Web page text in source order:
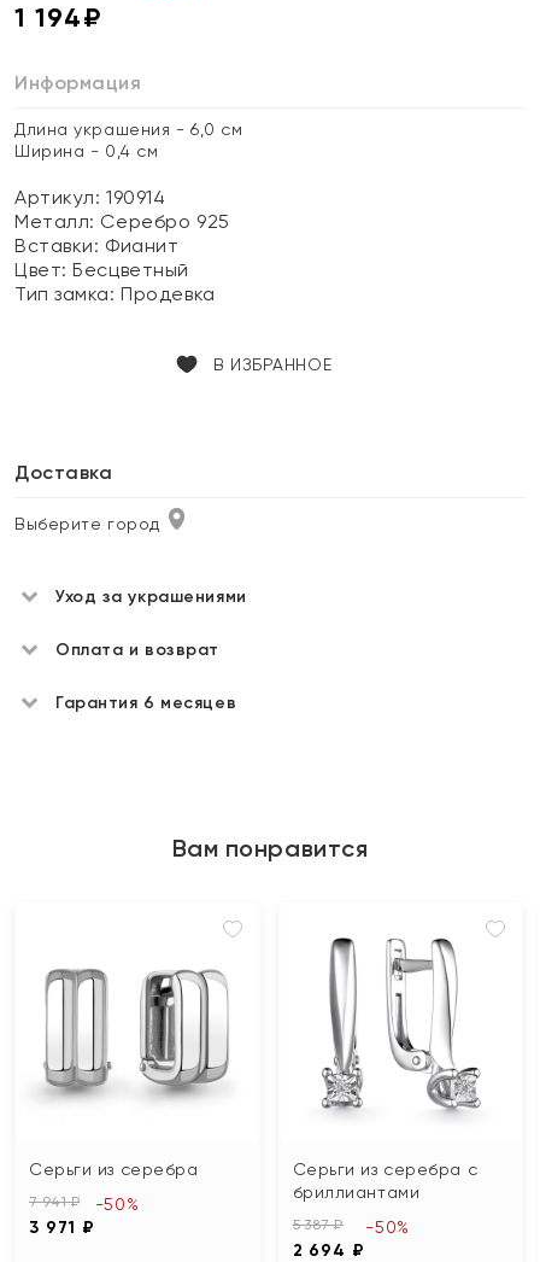
1 194₽
Информация
Длина украшения - 6,0 см
Ширина - 0,4 см
Артикул: 190914
Металл: Серебро 925
Вставки: Фианит
Цвет:Бесцветный
Тип замка:Продевка
В ИЗБРАННОЕ
Доставка
Выберите город
Уход за украшениями
Оплата и возврат
Гарантия 6 месяцев
Вам понравится
Серьги из серебра
7 941 ₽
3 971 ₽
-50%
Серьги из серебра с
бриллиантами
5 387 ₽
2 694 ₽
-50%